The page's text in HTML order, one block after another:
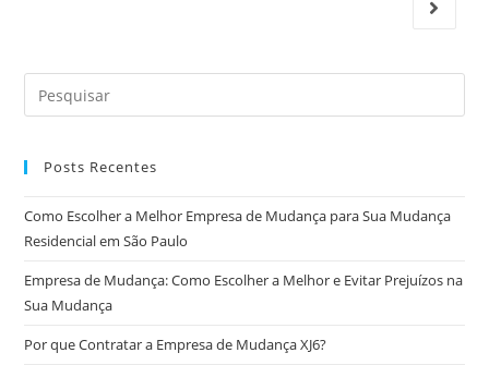
Posts Recentes
Como Escolher a Melhor Empresa de Mudança para Sua Mudança
Residencial em São Paulo
Empresa de Mudança: Como Escolher a Melhor e Evitar Prejuízos na
Sua Mudança
Por que Contratar a Empresa de Mudança XJ6?